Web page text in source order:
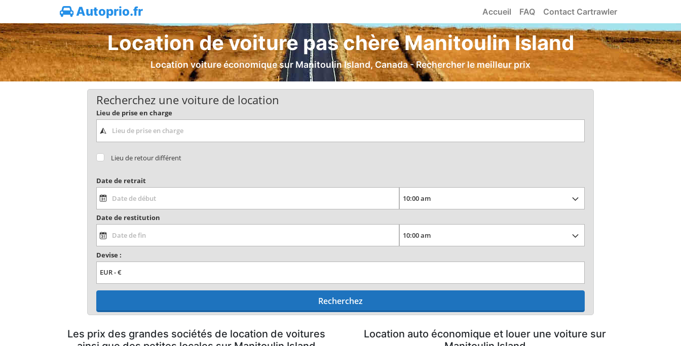
Autoprio.fr Accueil FAQ Contact Cartrawler
Location de voiture pas chère Manitoulin Island
Location voiture économique sur Manitoulin Island, Canada - Rechercher le meilleur prix
Recherchez une voiture de location
Lieu de prise en charge
Lieu de retour différent
Date de retrait
Date de restitution
Devise :
Recherchez
Les prix des grandes sociétés de location de voitures
Location auto économique et louer une voiture sur